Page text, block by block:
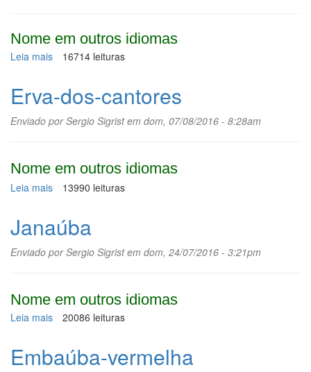
Nome em outros idiomas
Leia mais sobre
16714 leituras
Erva-dos-cantores
Enviado porSergio Sigristem dom, 07/08/2016 - 8:28am
Nome em outros idiomas
Leia mais sobre
cantores
13990 leituras
Janaúba
Enviado porSergio Sigristem dom, 24/07/2016 - 3:21pm
Nome em outros idiomas
Leia mais sobre
20086 leituras
Embaúba-vermelha